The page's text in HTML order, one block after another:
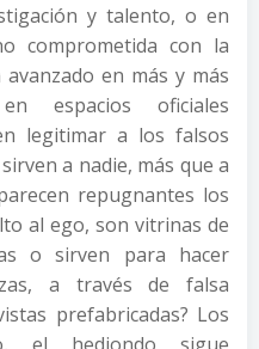
y talento, o en
comprometida con la
en más y más
espacios oficiales
legitimar a los falsos
a nadie, más que a
repugnantes los
al ego, son vitrinas de
o sirven para hacer
a través de falsa
prefabricadas? Los